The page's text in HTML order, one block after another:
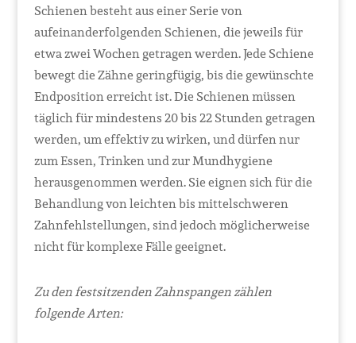
Schienen besteht aus einer Serie von
aufeinanderfolgenden Schienen, die jeweils für
etwa zwei Wochen getragen werden. Jede Schiene
bewegt die Zähne geringfügig, bis die gewünschte
Endposition erreicht ist. Die Schienen müssen
täglich für mindestens 20 bis 22 Stunden getragen
werden, um effektiv zu wirken, und dürfen nur
zum Essen, Trinken und zur Mundhygiene
herausgenommen werden. Sie eignen sich für die
Behandlung von leichten bis mittelschweren
Zahnfehlstellungen, sind jedoch möglicherweise
nicht für komplexe Fälle geeignet.
Zu den festsitzenden Zahnspangen zählen
folgende Arten: